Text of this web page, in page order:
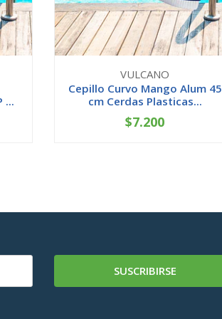
...
VULCANO
Cepillo Curvo Mango Alum 45
cm Cerdas Plasticas...
+
$7.200
SUSCRIBIRSE